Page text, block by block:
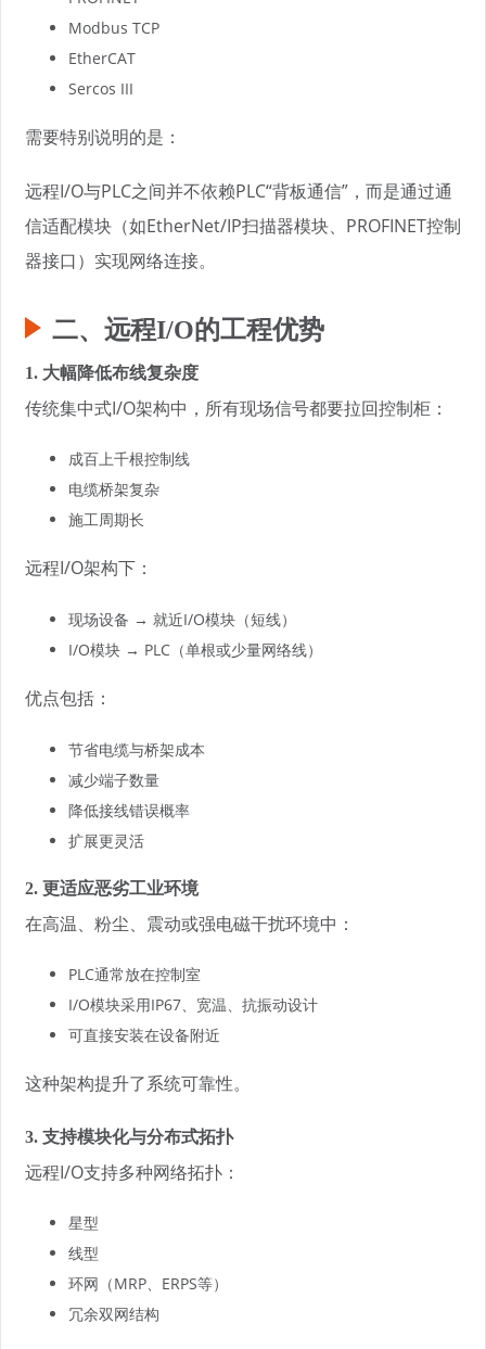
Modbus TCP
EtherCAT
Sercos III
需要特别说明的是：
远程I/O与PLC之间并不依赖PLC“背板通信”，而是通过通
信适配模块（如EtherNet/IP扫描器模块、PROFINET控制
器接口）实现网络连接。
二、远程I/O的工程优势
1. 大幅降低布线复杂度
传统集中式I/O架构中，所有现场信号都要拉回控制柜：
成百上千根控制线
电缆桥架复杂
施工周期长
远程I/O架构下：
现场设备 → 就近I/O模块（短线）
I/O模块 → PLC（单根或少量网络线）
优点包括：
节省电缆与桥架成本
减少端子数量
降低接线错误概率
扩展更灵活
2. 更适应恶劣工业环境
在高温、粉尘、震动或强电磁干扰环境中：
PLC通常放在控制室
I/O模块采用IP67、宽温、抗振动设计
可直接安装在设备附近
这种架构提升了系统可靠性。
3. 支持模块化与分布式拓扑
远程I/O支持多种网络拓扑：
星型
线型
环网（MRP、ERPS等）
冗余双网结构